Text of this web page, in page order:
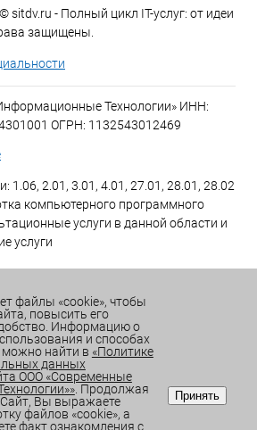
sitdv.ru - Полный цикл IT-услуг: от идеи
защищены.
Технологии» ИНН:
ОГРН: 1132543012469
1.06, 2.01, 3.01, 4.01, 27.01, 28.01, 28.02
компьютерного программного
услуги в данной области и
услуги
с 9:00 до 18:00 Сб/Вс: Выходной
файлы «cookie», чтобы
повысить его
Информацию о
и способах
можно найти в «Политике
данных
ООО «Современные
. Продолжая
Вы выражаете
файлов «cookie», а
факт ознакомления с
Принять